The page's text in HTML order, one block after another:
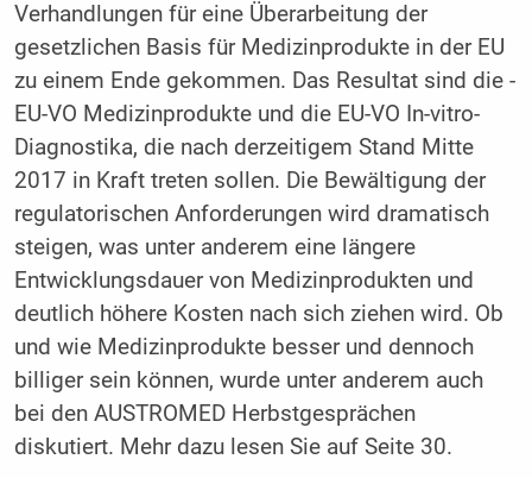
Verhandlungen für eine Überarbeitung der
gesetzlichen Basis für Medizinprodukte in der EU
zu einem Ende gekommen. Das Resultat sind die ­
EU-VO Medizinprodukte und die EU-VO In-vitro-
Diagnostika, die nach derzeitigem Stand Mitte
2017 in Kraft treten sollen. Die Bewältigung der
regulatorischen Anforderungen wird dramatisch
steigen, was unter anderem eine längere
Entwicklungsdauer von Medizinprodukten und
deutlich höhere Kosten nach sich ziehen wird. Ob
und wie Medizinprodukte besser und dennoch
billiger sein können, wurde unter anderem auch
bei den AUSTROMED Herbstgesprächen
diskutiert. Mehr dazu lesen Sie auf Seite 30.